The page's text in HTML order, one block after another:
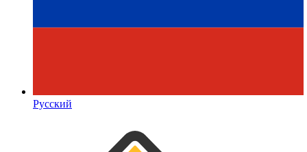
Русский